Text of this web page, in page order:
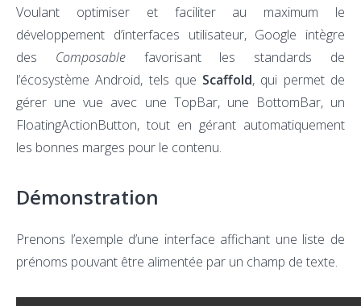
Voulant optimiser et faciliter au maximum le
développement d’interfaces utilisateur, Google intègre
des Composablefavorisant les standards de
l’écosystème Android, tels que Scaffold, qui permet de
gérer une vue avec une TopBar, une BottomBar, un
FloatingActionButton, tout en gérant automatiquement
les bonnes marges pour le contenu.
Démonstration
Prenons l’exemple d’une interface affichant une liste de
prénoms pouvant être alimentée par un champ de texte.